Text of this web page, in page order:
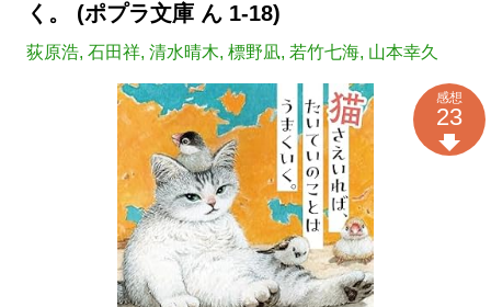
く。 (ポプラ文庫 ん 1-18)
荻原浩, 石田祥, 清水晴木, 標野凪, 若竹七海, 山本幸久
感想
23